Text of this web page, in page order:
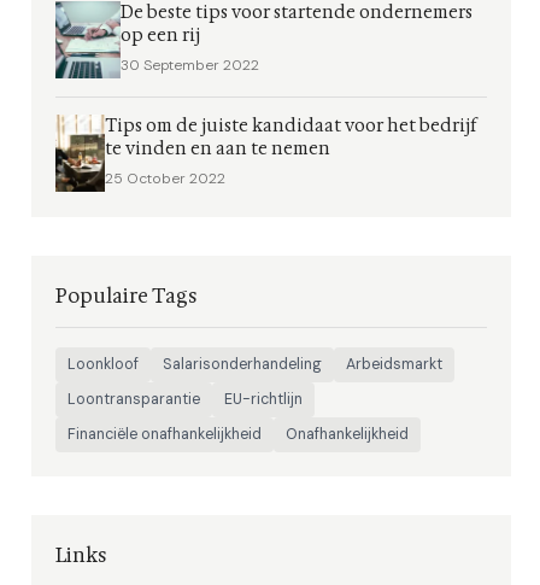
De beste tips voor startende ondernemers
op een rij
30 September 2022
Tips om de juiste kandidaat voor het bedrijf
te vinden en aan te nemen
25 October 2022
Populaire Tags
Loonkloof Salarisonderhandeling
Arbeidsmarkt
Loontransparantie
EU-richtlijn
Financiële onafhankelijkheid
Onafhankelijkheid
Links